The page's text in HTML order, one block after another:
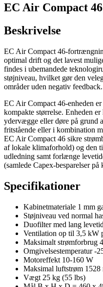
EC Air Compact 46
Beskrivelse
EC Air Compact 46-
optimal drift og det lavest
findes i ubemandede
støjniveau, hvilket gør den
områder uden negativ feedback.
EC Air Compact 46-enheden
kompakte størrelse. Enheden
ydervægge eller døre på grund
fritstående eller i kombination
EC Air Compact 46 sikre
af lokale klimaforhold) og den
udledning samt forlænge
(samlede Capex-besparelser
Specifikationer
Kabinetmateriale 1 mm
Støjniveau ved normal
Duofilter med lang levetid
Ventilation op til 3,5 kW
Maksimalt strømforbrug
Omgivelsestemperatur -
Motoreffekt 10-160 W
Maksimal luftstrøm 1528
Vægt 25 kg (55 lbs)